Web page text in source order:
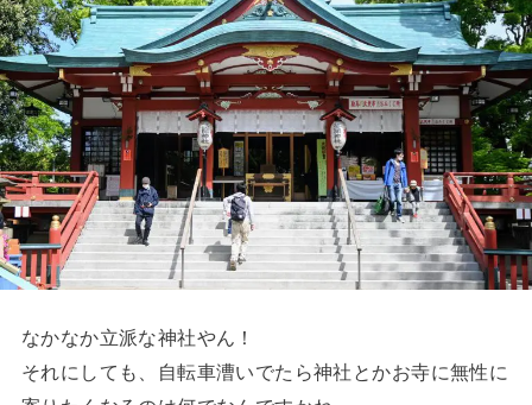
なかなか立派な神社やん！
それにしても、自転車漕いでたら神社とかお寺に無性に